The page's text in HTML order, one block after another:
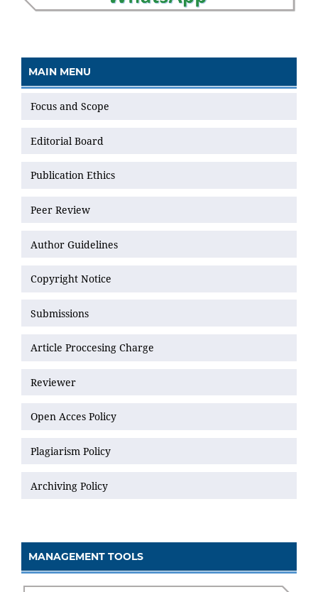
MAIN MENU
Focus and Scope
Editorial Board
Publication Ethics
Peer Review
Author Guidelines
Copyright Notice
Submissions
Article Proccesing Charge
Reviewer
Open Acces Policy
Plagiarism Policy
Archiving Policy
MANAGEMENT TOOLS